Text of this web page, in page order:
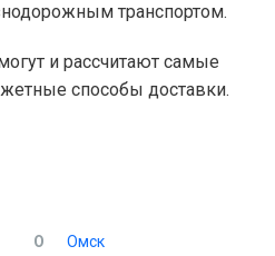
транспортом.
и рассчитают самые
способы доставки.
О
Омск